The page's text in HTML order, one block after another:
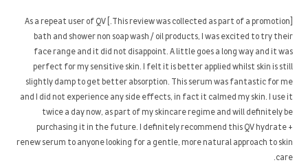
5
نجوم.
[This review was collected as part of a promotion.] As a repeat user of QV
bath and shower non soap wash / oil products, I was excited to try their
face range and it did not disappoint. A little goes a long way and it was
perfect for my sensitive skin. I felt it is better applied whilst skin is still
slightly damp to get better absorption. This serum was fantastic for me
and I did not experience any side effects, in fact it calmed my skin. I use it
twice a day now, as part of my skincare regime and will definitely be
purchasing it in the future. I definitely recommend this QV hydrate +
renew serum to anyone looking for a gentle, more natural approach to skin
care.